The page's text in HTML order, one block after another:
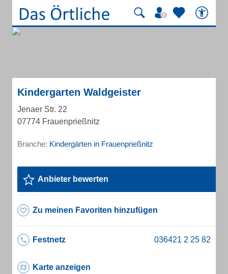
Kindergarten Waldgeister
Jenaer Str. 22
07774 Frauenprießnitz
Branche: Kindergärten in Frauenprießnitz
Anbieter bewerten
Zu meinen Favoriten hinzufügen
Festnetz
Karte anzeigen